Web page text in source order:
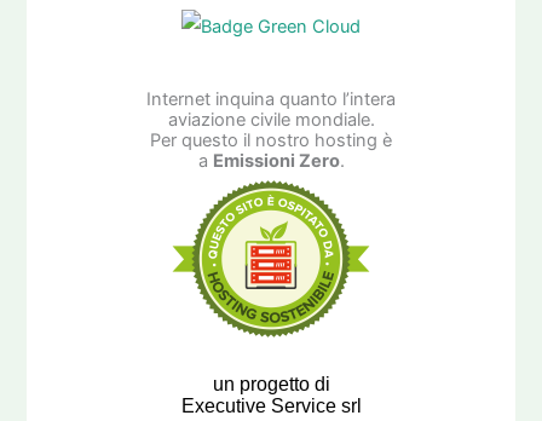
Internet inquina quanto l’intera
aviazione civile mondiale.
Per questo il nostro hosting è
a Emissioni Zero.
un progetto di
Executive Service srl